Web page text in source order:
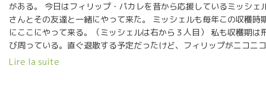
がある。 今日はフィリップ・パカレを昔から応援しているミッシェ
さんとその友達と一緒にやって来た。 ミッシェルも毎年この収穫時
にここにやって来る。（ミッシェルは右から３人目） 私も収穫期は
び周っている。直ぐ退散する予定だったけど、フィリップがニコニコ
しながら美味しそうなソーセージを引っ提げてやって来た。皆で楽し
Lire la suite